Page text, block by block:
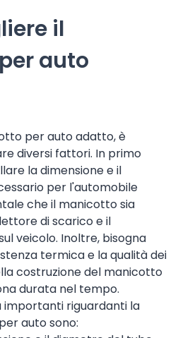
il
auto
per auto adatto, è
diversi fattori. In primo
la dimensione e il
per l'automobile
che il manicotto sia
di scarico e il
veicolo. Inoltre, bisogna
termica e la qualità dei
costruzione del manicotto
durata nel tempo.
importanti riguardanti la
auto sono: